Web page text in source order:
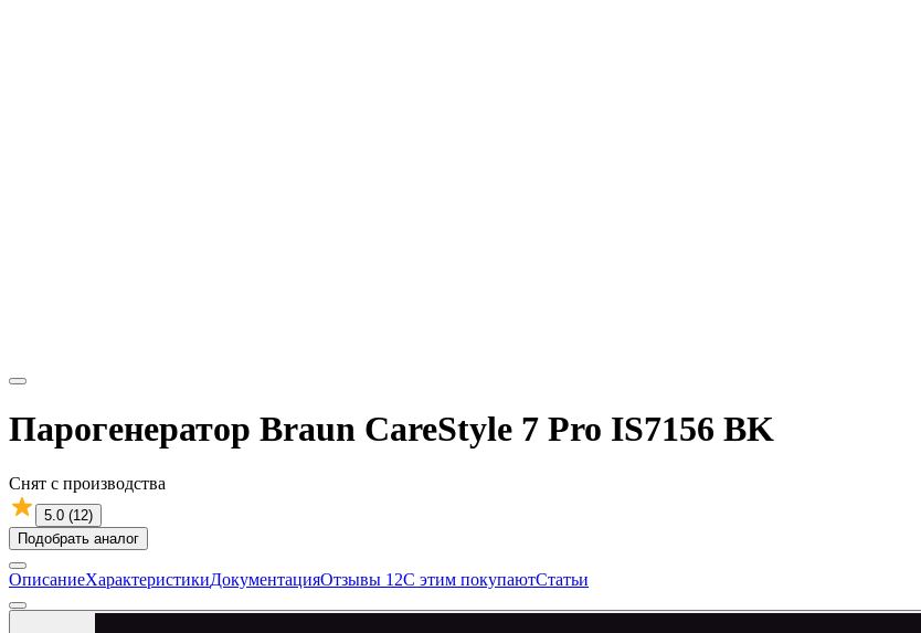
Парогенератор Braun CareStyle 7 Pro IS7156 BK
Снят с производства
5.0 (12)
Подобрать аналог
ОписаниеХарактеристикиДокументацияОтзывы 12С этим покупаютСтатьи